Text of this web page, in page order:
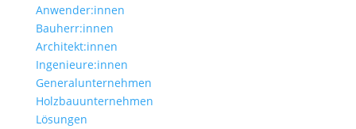
Anwender:innen
Bauherr:innen
Architekt:innen
Ingenieure:innen
Generalunternehmen
Holzbauunternehmen
Lösungen